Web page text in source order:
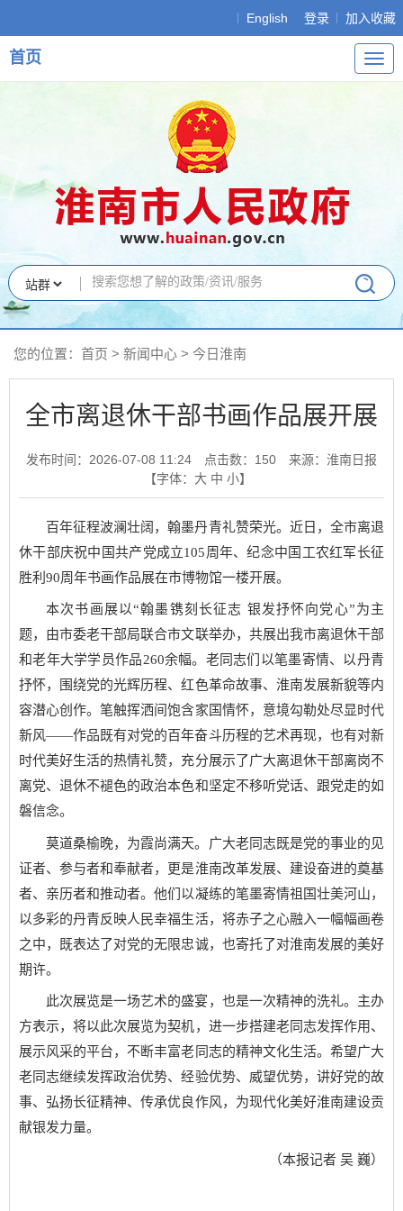
English 登录 加入收藏
导
航
首页
您的位置： 首页 > 新闻中心 > 今日淮南
全市离退休干部书画作品展开展
发布时间：2026-07-08 11:24 点击数： 150
来源：淮南日报
【字体： 大 中 小】
百年征程波澜壮阔，翰墨丹青礼赞荣光。近日，全市离退
休干部庆祝中国共产党成立105周年、纪念中国工农红军长征
胜利90周年书画作品展在市博物馆一楼开展。
本次书画展以“翰墨镌刻长征志 银发抒怀向党心”为主
题，由市委老干部局联合市文联举办，共展出我市离退休干部
和老年大学学员作品260余幅。老同志们以笔墨寄情、以丹青
抒怀，围绕党的光辉历程、红色革命故事、淮南发展新貌等内
容潜心创作。笔触挥洒间饱含家国情怀，意境勾勒处尽显时代
新风——作品既有对党的百年奋斗历程的艺术再现，也有对新
时代美好生活的热情礼赞，充分展示了广大离退休干部离岗不
离党、退休不褪色的政治本色和坚定不移听党话、跟党走的如
磐信念。
莫道桑榆晚，为霞尚满天。广大老同志既是党的事业的见
证者、参与者和奉献者，更是淮南改革发展、建设奋进的奠基
者、亲历者和推动者。他们以凝练的笔墨寄情祖国壮美河山，
以多彩的丹青反映人民幸福生活，将赤子之心融入一幅幅画卷
之中，既表达了对党的无限忠诚，也寄托了对淮南发展的美好
期许。
此次展览是一场艺术的盛宴，也是一次精神的洗礼。主办
方表示，将以此次展览为契机，进一步搭建老同志发挥作用、
展示风采的平台，不断丰富老同志的精神文化生活。希望广大
老同志继续发挥政治优势、经验优势、威望优势，讲好党的故
事、弘扬长征精神、传承优良作风，为现代化美好淮南建设贡
献银发力量。
（本报记者 吴 巍）